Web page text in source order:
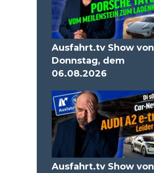
Ausfahrt.tv Show von
Donnstag, dem
06.08.2026
Ausfahrt.tv Show von